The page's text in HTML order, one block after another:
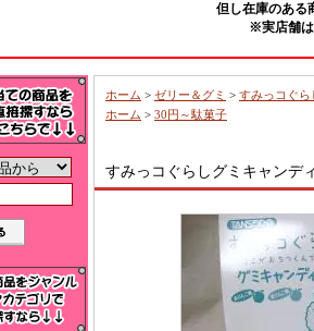
但し在庫のある
※実店舗
ホーム > ゼリー＆グミ > すみっコぐら
ホーム > 30円～駄菓子
すみっコぐらしグミキャンデ